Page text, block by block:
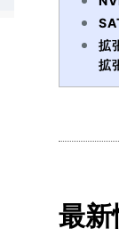
拡
拡
最新